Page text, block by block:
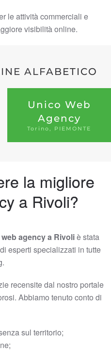
le attività commerciali e
visibilità online.
ALFABETICO
Unico Web
Agency
Torino, PIEMONTE
la migliore
a Rivoli?
agency a Rivoliè stata
esperti specializzati in tutte
recensite dal nostro portale
Abbiamo tenuto conto di
sul territorio;